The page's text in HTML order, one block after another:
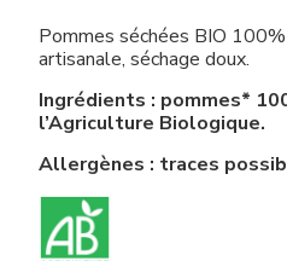
Pommes séchées BIO
artisanale, séchage doux.
Ingrédients : pommes*
l’Agriculture Biologique.
Allergènes : traces